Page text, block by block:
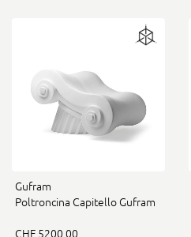
Gufram
Poltroncina Capitello Gufram
CHF 5200.00